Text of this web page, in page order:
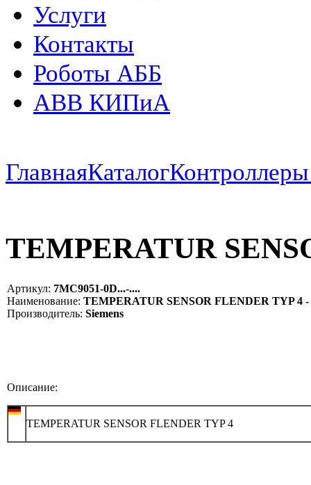
Услуги
Контакты
Роботы АББ
ABB КИПиА
ГлавнаяКаталог
TEMPERATUR
Артикул: 7MC9051-0D...-....
Наименование: TEMPERATUR SENSOR FLENDER TYP 4 -
Производитель: Siemens
Описание:
TEMPERATUR SENSOR FLENDER TYP 4